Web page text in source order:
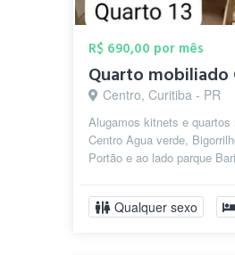
R$ 690,00 por mês
Centro, Curitiba - PR
Alugamos kitnets e quartos
Centro Agua verde,
Portão e ao lado parque
Qualquer sexo